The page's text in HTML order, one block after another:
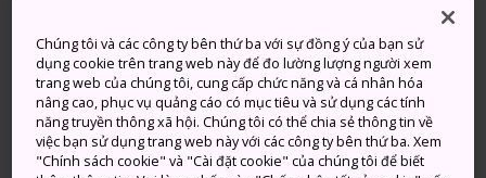
Một nét duyên dáng và thanh
bình của Nhật Bản thời xưa
Thành Kishiwada và những con đường truyền thống
xung quanh khắc họa vẻ đẹp của Nhật Bản xưa. Có
Chúng tôi và các công ty bên thứ ba với sự đồng ý của bạn sử
dụng cookie trên trang web này để đo lường lượng người xem
trang web của chúng tôi, cung cấp chức năng và cá nhân hóa
nâng cao, phục vụ quảng cáo có mục tiêu và sử dụng các tính
năng truyền thông xã hội. Chúng tôi có thể chia sẻ thông tin về
việc bạn sử dụng trang web này với các công ty bên thứ ba. Xem
"Chính sách cookie" và "Cài đặt cookie" của chúng tôi để biết